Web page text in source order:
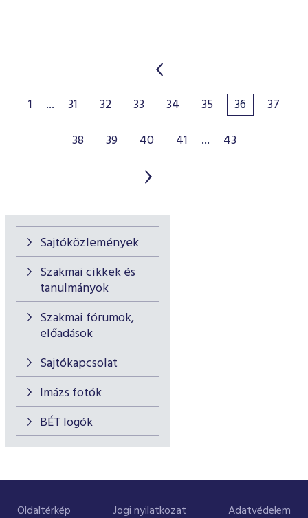
Sajtóközlemények
Szakmai cikkek és
tanulmányok
Szakmai fórumok,
előadások
Sajtókapcsolat
Imázs fotók
BÉT logók
1 ... 31 32 33 34 35 36
37
38
39 40 41 ... 43
Oldaltérkép Jogi nyilatkozat Adatvédelem